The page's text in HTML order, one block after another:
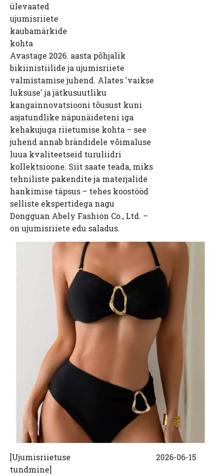
ülevaated
ujumisriiete
kaubamärkide
kohta
Avastage 2026. aasta põhjalik
bikiinistiilide ja ujumisriiete
valmistamise juhend. Alates 'vaikse
luksuse' ja jätkusuutliku
kangainnovatsiooni tõusust kuni
asjatundlike näpunäideteni iga
kehakujuga riietumise kohta – see
juhend annab brändidele võimaluse
luua kvaliteetseid turuliidri
kollektsioone. Siit saate teada, miks
tehniliste pakendite ja materjalide
hankimise täpsus – tehes koostööd
selliste ekspertidega nagu
Dongguan Abely Fashion Co., Ltd. –
on ujumisriiete edu saladus.
[Ujumisriietuse
tundmine]
2026-06-15